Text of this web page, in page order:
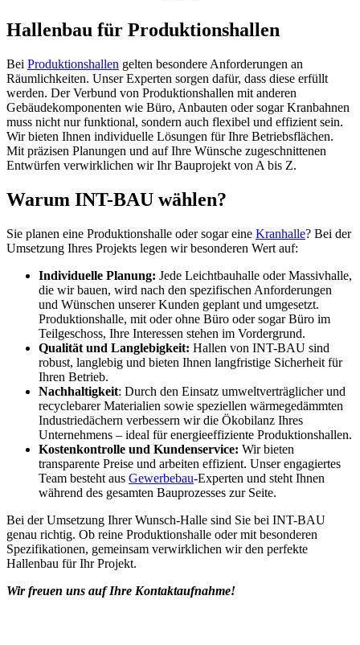
Hallenbau für Produktionshallen
Bei Produktionshallen gelten besondere Anforderungen an
Räumlichkeiten. Unser Experten sorgen dafür, dass diese erfüllt
werden. Der Verbund von Produktionshallen mit anderen
Gebäudekomponenten wie Büro, Anbauten oder sogar Kranbahnen
muss nicht nur funktional, sondern auch flexibel und effizient sein.
Wir bieten Ihnen individuelle Lösungen für Ihre Betriebsflächen.
Mit präzisen Planungen und auf Ihre Wünsche zugeschnittenen
Entwürfen verwirklichen wir Ihr Bauprojekt von A bis Z.
Warum INT-BAU wählen?
Sie planen eine Produktionshalle oder sogar eine Kranhalle? Bei der
Umsetzung Ihres Projekts legen wir besonderen Wert auf:
Individuelle Planung: Jede Leichtbauhalle oder Massivhalle,
die wir bauen, wird nach den spezifischen Anforderungen
und Wünschen unserer Kunden geplant und umgesetzt.
Produktionshalle, mit oder ohne Büro oder sogar Büro im
Teilgeschoss, Ihre Interessen stehen im Vordergrund.
Qualität und Langlebigkeit: Hallen von INT-BAU sind
robust, langlebig und bieten Ihnen langfristige Sicherheit für
Ihren Betrieb.
Nachhaltigkeit: Durch den Einsatz umweltverträglicher und
recyclebarer Materialien sowie speziellen wärmegedämmten
Industriedächern verbessern wir die Ökobilanz Ihres
Unternehmens – ideal für energieeffiziente Produktionshallen.
Kostenkontrolle und Kundenservice: Wir bieten
transparente Preise und arbeiten effizient. Unser engagiertes
Team besteht aus Gewerbebau-Experten und steht Ihnen
während des gesamten Bauprozesses zur Seite.
Bei der Umsetzung Ihrer Wunsch-Halle sind Sie bei INT-BAU
genau richtig. Ob reine Produktionshalle oder mit besonderen
Spezifikationen, gemeinsam verwirklichen wir den perfekte
Hallenbau für Ihr Projekt.
Wir freuen uns auf Ihre Kontaktaufnahme!